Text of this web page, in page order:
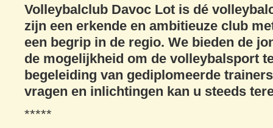
Volleybalclub Davoc Lot is dé
zijn een erkende en ambitieuze club
een begrip in de regio. We bieden de
de mogelijkheid om de volleybalsport
begeleiding van gediplomeerde
vragen en inlichtingen kan u steeds
*****